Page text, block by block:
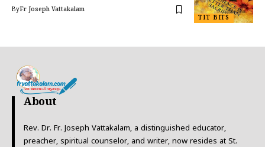
TIT BITS
ByFr Joseph Vattakalam
About
Rev. Dr. Fr. Joseph Vattakalam, a distinguished educator,
preacher, spiritual counselor, and writer, now resides at St.